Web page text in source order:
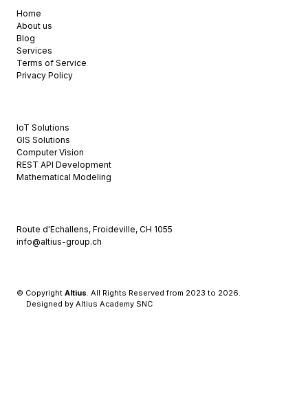
Home
About us
Blog
Services
Terms of Service
Privacy Policy
IoT Solutions
GIS Solutions
Computer Vision
REST API Development
Mathematical Modeling
Route d'Echallens, Froideville, CH 1055
info@altius-group.ch
© Copyright Altius. All Rights Reserved from 2023 to 2026.
Designed by Altius Academy SNC